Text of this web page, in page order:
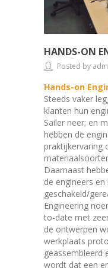
HANDS-ON
Posted by
Hands-on
Steeds vaker
klanten hun
Sailer neer; en
hebben de
praktijkervaring
Daarnaast
de engineers en
geschakeld/
Engineering
to-date met
de ontwerpen
werkplaats
geassembleerd
wordt dat een